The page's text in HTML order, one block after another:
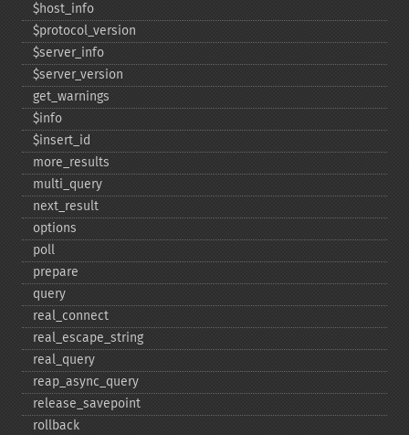
$host_​info
$protocol_​version
$server_​info
$server_​version
get_​warnings
$info
$insert_​id
more_​results
multi_​query
next_​result
options
poll
prepare
query
real_​connect
real_​escape_​string
real_​query
reap_​async_​query
release_​savepoint
rollback